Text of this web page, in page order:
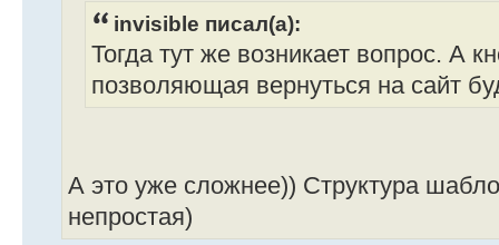
invisible писал(а):
Тогда тут же возникает вопрос. А
позволяющая вернуться на сайт
А это уже сложнее)) Структура
непростая)